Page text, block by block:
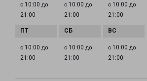
с 10:00 до
21:00
с 10:00 до
21:00
с 10:00 до
21:00
с 10:00 до
21:00
с 10:00 до
21:00
с 10:00 до
21:00